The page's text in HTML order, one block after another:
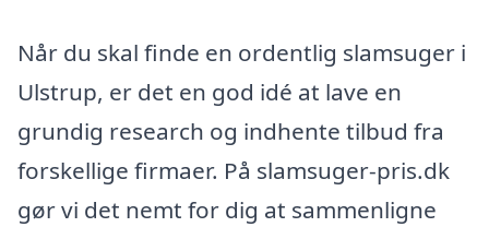
Når du skal finde en ordentlig slamsuger i
Ulstrup, er det en god idé at lave en
grundig research og indhente tilbud fra
forskellige firmaer. På slamsuger-pris.dk
gør vi det nemt for dig at sammenligne